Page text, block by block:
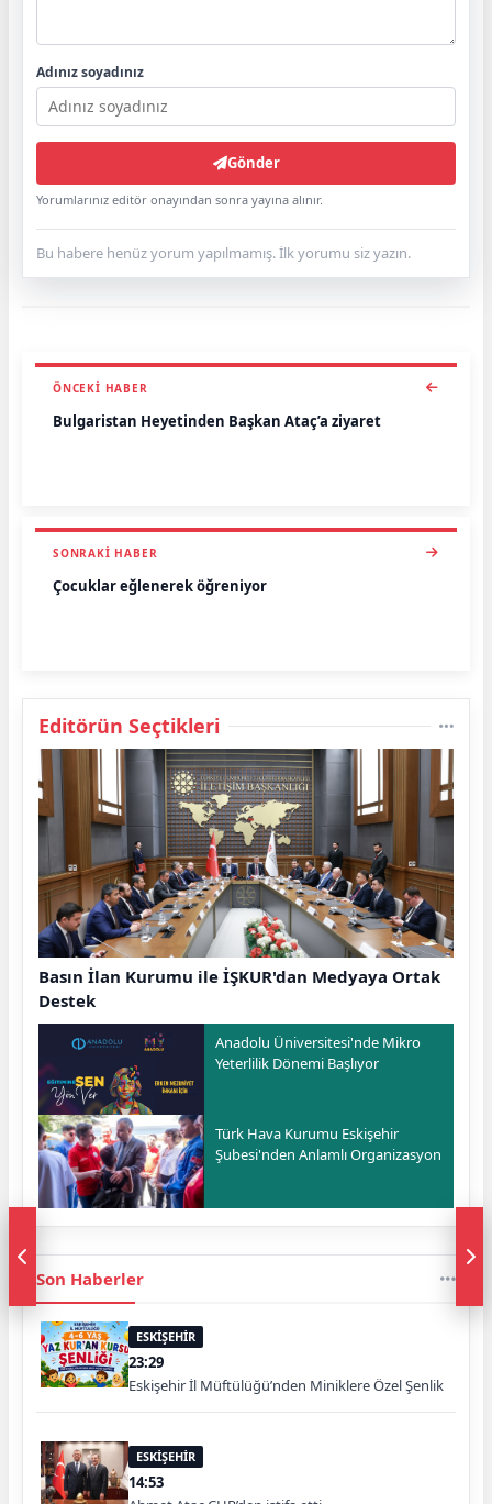
Adınız soyadınız
Gönder
Yorumlarınız editör onayından sonra yayına alınır.
Bu habere henüz yorum yapılmamış. İlk yorumu siz yazın.
ÖNCEKI HABER
Bulgaristan Heyetinden Başkan Ataç’a ziyaret
SONRAKI HABER
Çocuklar eğlenerek öğreniyor
Editörün Seçtikleri
Basın İlan Kurumu ile İŞKUR'dan Medyaya Ortak
Destek
Anadolu Üniversitesi'nde Mikro
Yeterlilik Dönemi Başlıyor
Türk Hava Kurumu Eskişehir
Şubesi'nden Anlamlı Organizasyon
Son Haberler
ESKİŞEHİR
23:29
Eskişehir İl Müftülüğü’nden Miniklere Özel Şenlik
ESKİŞEHİR
14:53